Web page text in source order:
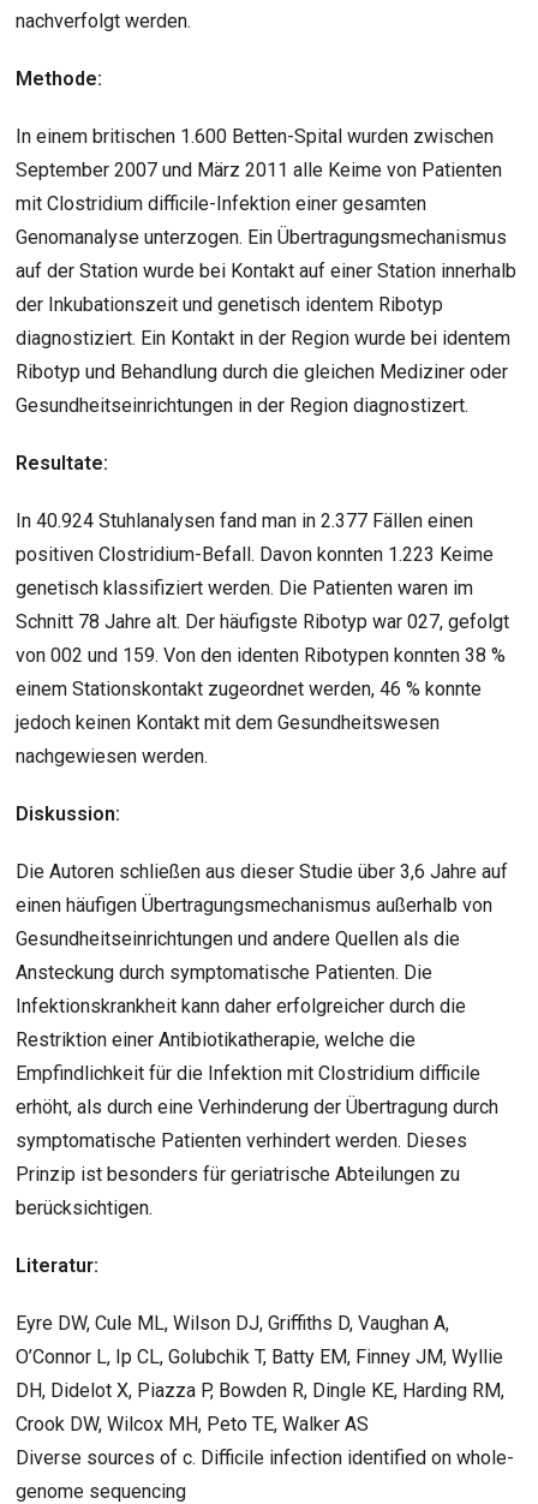
nachverfolgt werden.
Methode:
In einem britischen 1.600 Betten-Spital wurden zwischen
September 2007 und März 2011 alle Keime von Patienten
mit Clostridium difficile-Infektion einer gesamten
Genomanalyse unterzogen. Ein Übertragungsmechanismus
auf der Station wurde bei Kontakt auf einer Station innerhalb
der Inkubationszeit und genetisch identem Ribotyp
diagnostiziert. Ein Kontakt in der Region wurde bei identem
Ribotyp und Behandlung durch die gleichen Mediziner oder
Gesundheitseinrichtungen in der Region diagnostizert.
Resultate:
In 40.924 Stuhlanalysen fand man in 2.377 Fällen einen
positiven Clostridium-Befall. Davon konnten 1.223 Keime
genetisch klassifiziert werden. Die Patienten waren im
Schnitt 78 Jahre alt. Der häufigste Ribotyp war 027, gefolgt
von 002 und 159. Von den identen Ribotypen konnten 38 %
einem Stationskontakt zugeordnet werden, 46 % konnte
jedoch keinen Kontakt mit dem Gesundheitswesen
nachgewiesen werden.
Diskussion:
Die Autoren schließen aus dieser Studie über 3,6 Jahre auf
einen häufigen Übertragungsmechanismus außerhalb von
Gesundheitseinrichtungen und andere Quellen als die
Ansteckung durch symptomatische Patienten. Die
Infektionskrankheit kann daher erfolgreicher durch die
Restriktion einer Antibiotikatherapie, welche die
Empfindlichkeit für die Infektion mit Clostridium difficile
erhöht, als durch eine Verhinderung der Übertragung durch
symptomatische Patienten verhindert werden. Dieses
Prinzip ist besonders für geriatrische Abteilungen zu
berücksichtigen.
Literatur:
Eyre DW, Cule ML, Wilson DJ, Griffiths D, Vaughan A,
O’Connor L, Ip CL, Golubchik T, Batty EM, Finney JM, Wyllie
DH, Didelot X, Piazza P, Bowden R, Dingle KE, Harding RM,
Crook DW, Wilcox MH, Peto TE, Walker AS
Diverse sources of c. Difficile infection identified on whole-
genome sequencing